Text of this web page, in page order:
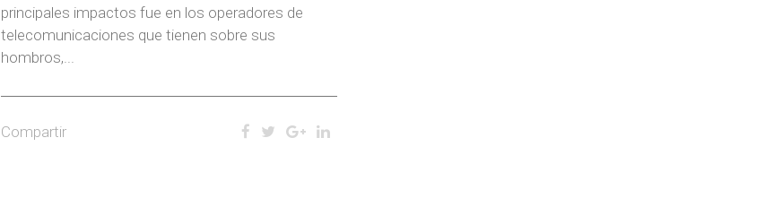
principales impactos fue en los operadores de
telecomunicaciones que tienen sobre sus
hombros,...
Compartir